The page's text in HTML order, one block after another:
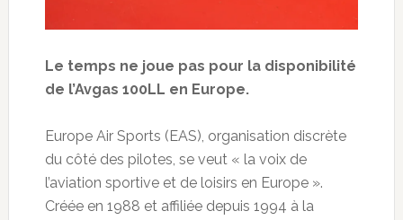
Le temps ne joue pas pour la disponibilité
de l’Avgas 100LL en Europe.
Europe Air Sports (EAS), organisation discrète
du côté des pilotes, se veut « la voix de
l’aviation sportive et de loisirs en Europe ».
Créée en 1988 et affiliée depuis 1994 à la